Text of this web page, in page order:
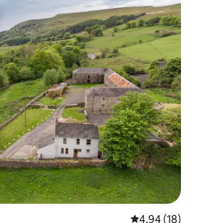
საშუალო
4,94 (18)